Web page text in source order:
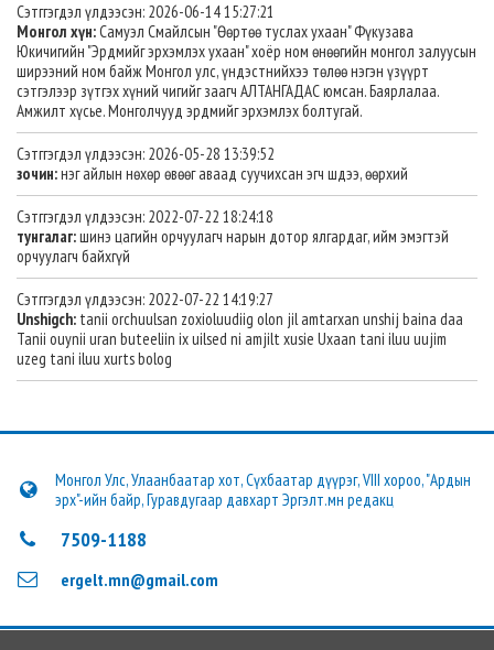
Сэтггэгдэл үлдээсэн: 2026-06-14 15:27:21
Монгол хүн:Самуэл Смайлсын "Өөртөө туслах ухаан" Фүкузава
Юкичигийн "Эрдмийг эрхэмлэх ухаан" хоёр ном өнөөгийн монгол залуусын
ширээний ном байж Монгол улс, үндэстнийхээ төлөө нэгэн үзүүрт
сэтгэлээр зүтгэх хүний чигийг заагч АЛТАНГАДАС юмсан. Баярлалаа.
Амжилт хүсье. Монголчууд эрдмийг эрхэмлэх болтугай.
Сэтггэгдэл үлдээсэн: 2026-05-28 13:39:52
зочин:нэг айлын нөхөр өвөөг аваад суучихсан эгч шдээ, өөрхий
Сэтггэгдэл үлдээсэн: 2022-07-22 18:24:18
тунгалаг:шинэ цагийн орчуулагч нарын дотор ялгардаг, ийм эмэгтэй
орчуулагч байхгүй
Сэтггэгдэл үлдээсэн: 2022-07-22 14:19:27
Unshigch: tanii orchuulsan zoxioluudiig olon jil amtarxan unshij baina daa
Tanii ouynii uran buteeliin ix uilsed ni amjilt xusie Uxaan tani iluu uujim
uzeg tani iluu xurts bolog
Монгол Улс, Улаанбаатар хот, Сүхбаатар дүүрэг, VIII хороо, "Ардын
эрх"-ийн байр, Гуравдугаар давхарт Эргэлт.мн редакц
7509-1188
ergelt.mn@gmail.com